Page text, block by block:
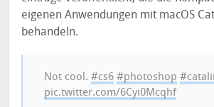
eigenen Anwendungen mit macOS
behandeln.
Not cool.#cs6 #photoshop
pic.twitter.com/6Cyi0Mcqhf